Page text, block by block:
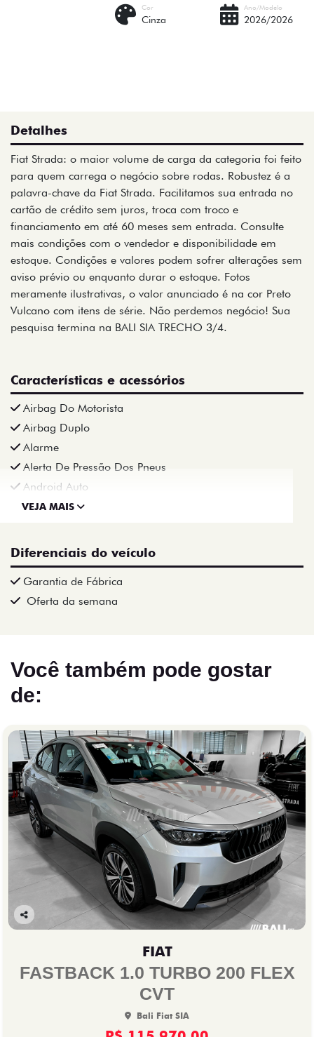
Ano/Modelo
2026/2026
Cor
Cinza
Detalhes
Fiat Strada: o maior volume de carga da categoria foi feito
para quem carrega o negócio sobre rodas. Robustez é a
palavra-chave da Fiat Strada. Facilitamos sua entrada no
cartão de crédito sem juros, troca com troco e
financiamento em até 60 meses sem entrada. Consulte
mais condições com o vendedor e disponibilidade em
estoque. Condições e valores podem sofrer alterações sem
aviso prévio ou enquanto durar o estoque. Fotos
meramente ilustrativas, o valor anunciado é na cor Preto
Vulcano com itens de série. Não perdemos negócio! Sua
pesquisa termina na BALI SIA TRECHO 3/4.
Características e acessórios
Airbag Do Motorista
Airbag Duplo
Alarme
Alerta De Pressão Dos Pneus
Android Auto
VEJA MAIS
Diferenciais do veículo
Garantia de Fábrica
Oferta da semana
Você também pode gostar
de:
Co
lhe
FIAT
FASTBACK 1.0 TURBO 200 FLEX
CVT
Bali Fiat SIA